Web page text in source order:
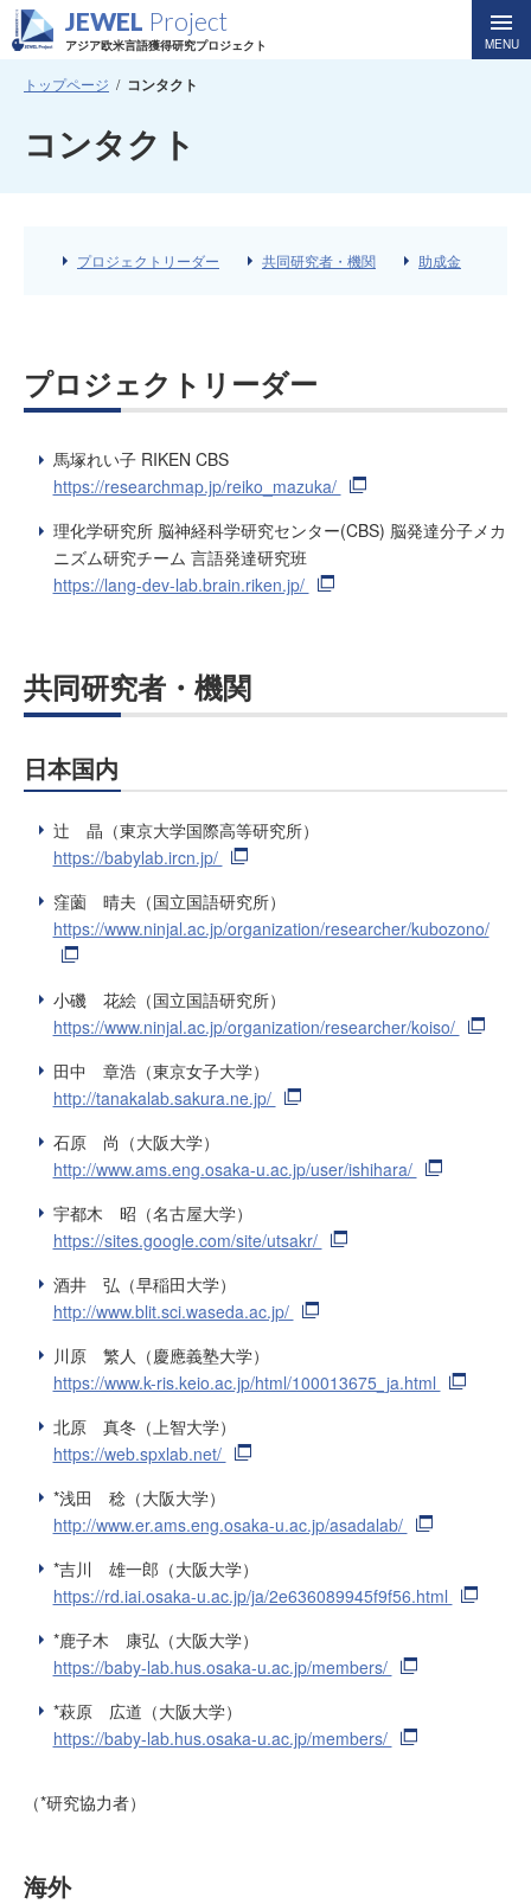
JEWEL Project
アジア欧米言語獲得研究プロジェクト MENU
トップページ コンタクト
コンタクト
プロジェクトリーダー 共同研究者・機関 助成金
プロジェクトリーダー
馬塚れい子 RIKEN CBS
https://researchmap.jp/reiko_mazuka/
理化学研究所 脳神経科学研究センター(CBS) 脳発達分子メカ
ニズム研究チーム 言語発達研究班
https://lang-dev-lab.brain.riken.jp/
共同研究者・機関
日本国内
辻 晶（東京大学国際高等研究所）
https://babylab.ircn.jp/
窪薗 晴夫（国立国語研究所）
https://www.ninjal.ac.jp/organization/researcher/kubozono/
小磯 花絵（国立国語研究所）
https://www.ninjal.ac.jp/organization/researcher/koiso/
田中 章浩（東京女子大学）
http://tanakalab.sakura.ne.jp/
石原 尚（大阪大学）
http://www.ams.eng.osaka-u.ac.jp/user/ishihara/
宇都木 昭（名古屋大学）
https://sites.google.com/site/utsakr/
酒井 弘（早稲田大学）
http://www.blit.sci.waseda.ac.jp/
川原 繁人（慶應義塾大学）
https://www.k-ris.keio.ac.jp/html/100013675_ja.html
北原 真冬（上智大学）
https://web.spxlab.net/
*浅田 稔（大阪大学）
http://www.er.ams.eng.osaka-u.ac.jp/asadalab/
*吉川 雄一郎（大阪大学）
https://rd.iai.osaka-u.ac.jp/ja/2e636089945f9f56.html
*鹿子木 康弘（大阪大学）
https://baby-lab.hus.osaka-u.ac.jp/members/
*萩原 広道（大阪大学）
https://baby-lab.hus.osaka-u.ac.jp/members/
（*研究協力者）
海外